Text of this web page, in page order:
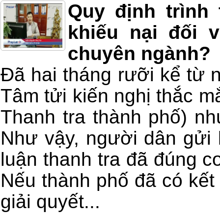
Quy định
khiếu nại đối
chuyên ngành?
Đã hai tháng rưỡi kể từ
Tâm tửi kiến nghị thắc
Thanh tra thành phố)
Như vậy, người dân gửi
luận thanh tra đã đúng
Nếu thành phố đã có
giải quyết...